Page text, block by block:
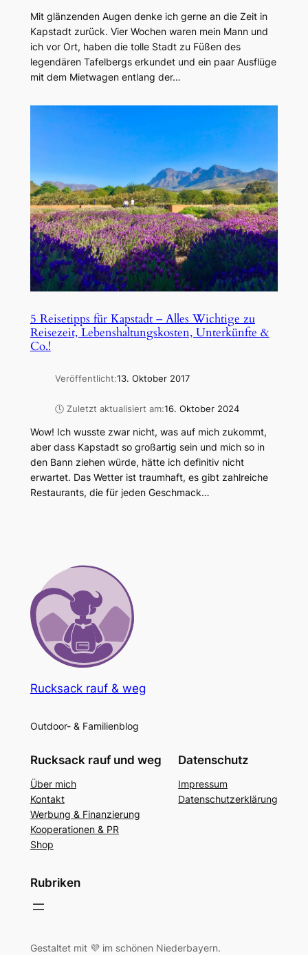
Mit glänzenden Augen denke ich gerne an die Zeit in
Kapstadt zurück. Vier Wochen waren mein Mann und
ich vor Ort, haben die tolle Stadt zu Füßen des
legendären Tafelbergs erkundet und ein paar Ausflüge
mit dem Mietwagen entlang der…
5 Reisetipps für Kapstadt – Alles Wichtige zu
Reisezeit, Lebenshaltungskosten, Unterkünfte &
Co.!
Veröffentlicht:13. Oktober 2017
🕓 Zuletzt aktualisiert am:16. Oktober 2024
Wow! Ich wusste zwar nicht, was auf mich zukommt,
aber dass Kapstadt so großartig sein und mich so in
den Bann ziehen würde, hätte ich definitiv nicht
erwartet. Das Wetter ist traumhaft, es gibt zahlreiche
Restaurants, die für jeden Geschmack…
Rucksack rauf & weg
Outdoor- & Familienblog
Rucksack rauf und weg
Über mich
Kontakt
Werbung & Finanzierung
Kooperationen & PR
Shop
Datenschutz
Impressum
Datenschutzerklärung
Rubriken
Gestaltet mit 💜 im schönen Niederbayern.